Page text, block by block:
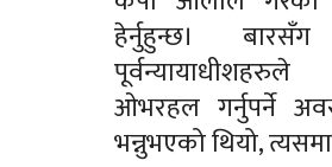
हेर्नुहुन्छ।
पूर्वन्यायाधीशहरुले
ओभरहल गर्नुपर्ने
भन्नुभएको थियो,